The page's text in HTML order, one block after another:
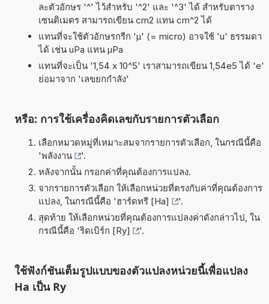
ละตัวอักษร '^' ไว้สำหรับ '^2' และ '^3' ได้ สำหรับตาราง
เซนติเมตร สามารถเขียน cm2 แทน cm^2 ได้
แทนที่จะใช้ตัวอักษรกรีก 'µ' (= micro) อาจใช้ 'u' ธรรมดา
ได้ เช่น uPa แทน µPa
แทนที่จะเป็น '1,54 x 10^5' เราสามารถเขียน 1,54e5 ได้ 'e'
ย่อมาจาก 'เลขยกกำลัง'
หรือ: การใช้เครื่องคิดเลขกับรายการตัวเลือก
เลือกหมวดหมู่ที่เหมาะสมจากรายการตัวเลือก, ในกรณีนี้คือ
'พลังงาน
'.
หลังจากนั้น กรอกค่าที่คุณต้องการแปลง.
จากรายการตัวเลือก ให้เลือกหน่วยที่ตรงกับค่าที่คุณต้องการ
แปลง, ในกรณีนี้คือ 'ฮาร์ดทรี [Ha]
'.
สุดท้าย ให้เลือกหน่วยที่คุณต้องการแปลงค่าดังกล่าวไป, ใน
กรณีนี้คือ 'ริดเบิร์ก [Ry] '.
ใช้ฟังก์ชันเต็มรูปแบบของตัวแปลงหน่วยนี้เพื่อแปลง
Ha เป็น Ry